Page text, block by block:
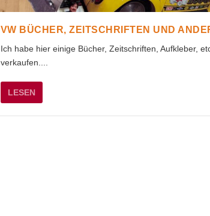
VW BÜCHER, ZEITSCHRIFTEN UND
Ich habe hier einige Bücher, Zeitschriften, Aufkleber,
verkaufen....
LESEN